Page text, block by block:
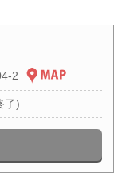
2
了)